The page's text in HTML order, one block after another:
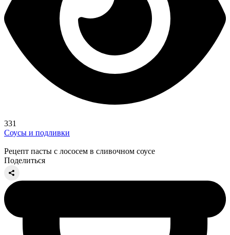
331
Соусы и подливки
Рецепт пасты с лососем в сливочном соусе
Поделиться